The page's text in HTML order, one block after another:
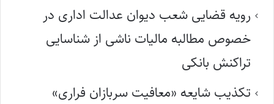
رویه قضایی شعب دیوان عدالت اداری در
خصوص مطالبه مالیات ناشی از شناسایی
تراکنش بانکی
تکذیب شایعه «معافیت سربازان فراری»